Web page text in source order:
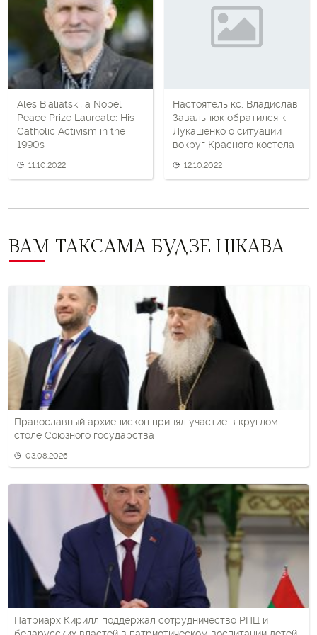
наступны
пост
Ales Bialiatski, a Nobel
Peace Prize Laureate: His
Catholic Activism in the
1990s
11.10.2022
Настоятель кс. Владислав
Завальнюк обратился к
Лукашенко о ситуации
вокруг Красного костела
12.10.2022
ВАМ ТАКСАМА БУДЗЕ ЦІКАВА
Православный архиепископ принял участие в круглом
столе Союзного государства
03.08.2026
Патриарх Кирилл поддержал сотрудничество РПЦ и